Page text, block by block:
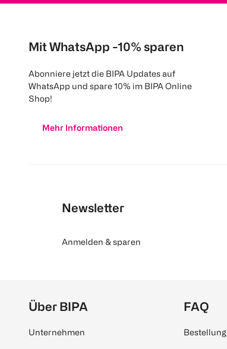
Mit WhatsApp -10% sparen
Abonniere jetzt die BIPA Updates auf
WhatsApp und spare 10% im BIPA Online
Shop!
Mehr Informationen
Newsletter
Anmelden & sparen
Über BIPA
Unternehmen
FAQ
Bestellung